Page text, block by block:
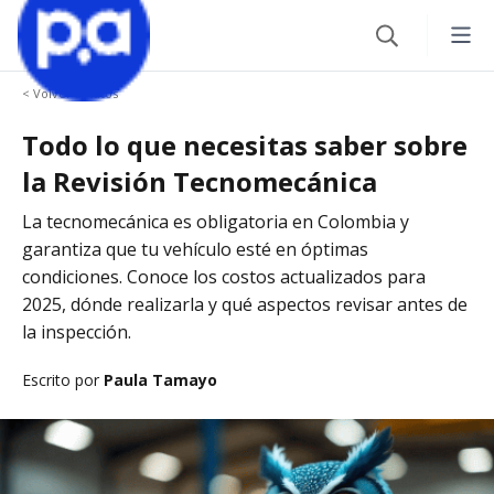
Seguros
VEHÍCULOS
Seguro Todo Riesgo
SOAT
Seguro Obligatorio de Accidentes de Tránsito
Seguro para Motos
VIAJES
Seguro de Viaje
Productos financieros
Crédito Hipotecario
Crédito de Vehículo
TARJETAS
CATEGORÍAS
Autos
Finanzas
IR AL CENTRO DE AYUDA
< Volver a Autos
Todo lo que necesitas saber sobre
la Revisión Tecnomecánica
La tecnomecánica es obligatoria en Colombia y
garantiza que tu vehículo esté en óptimas
condiciones. Conoce los costos actualizados para
2025, dónde realizarla y qué aspectos revisar antes de
la inspección.
Escrito por Paula Tamayo